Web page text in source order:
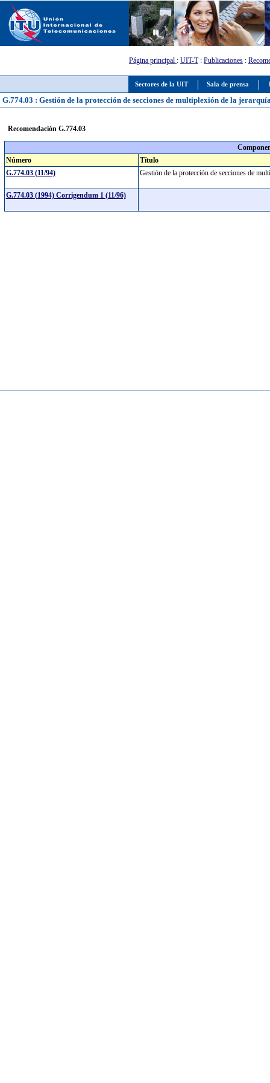
Sectores de la UIT Sala de prensa
Página principal : UIT-T: Publicaciones :
G.774.03 : Gestión de la protección de secciones de multiplexión de la
Recomendación G.774.03
Número
Título
G.774.03 (11/94)
Gestión de la protección de secciones de
G.774.03 (1994) Corrigendum 1 (11/96)